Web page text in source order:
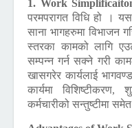
1. Work
परमपरागत विधि हो ।
साना भागहरुमा विभाजन
स्तरका कामको लागि
सम्पन्न गर्न सक्ने गरी
खासगरेर कार्यलाई
कार्यमा
कर्मचारीको सन्तुष्टीमा समेत